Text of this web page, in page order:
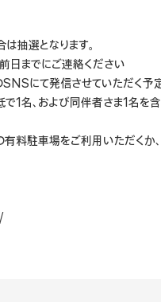
抽選となります。
日までにご連絡ください
にて発信させていただく予
1名、および同伴者さま1名を
料駐車場をご利用いただくか